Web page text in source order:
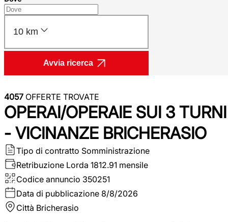
10 km
Avvia ricerca
4057 OFFERTE TROVATE
OPERAI/OPERAIE SUI 3 TURNI
- VICINANZE BRICHERASIO
Tipo di contratto Somministrazione
Retribuzione Lorda 1812.91 mensile
Codice annuncio 350251
Data di pubblicazione 8/8/2026
Città Bricherasio